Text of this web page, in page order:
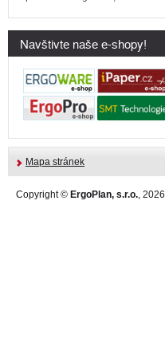
Navštivte naše e-shopy!
Mapa stránek
Copyright © ErgoPlan, s.r.o., 2026